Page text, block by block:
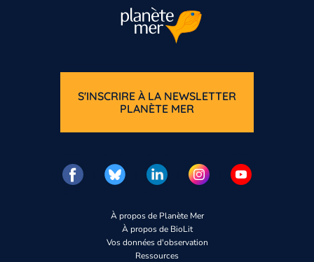
À propos de Planète Mer
À propos de BioLit
Vos données d'observation
Ressources
S'INSCRIRE À LA NEWSLETTER
PLANÈTE MER
Inscrivez-vous